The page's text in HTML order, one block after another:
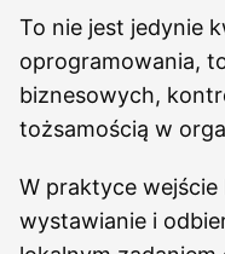
To nie jest jedynie
oprogramowania,
biznesowych,
tożsamością w
W praktyce wejście
wystawianie i